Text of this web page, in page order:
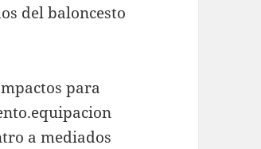
del baloncesto
para
a mediados